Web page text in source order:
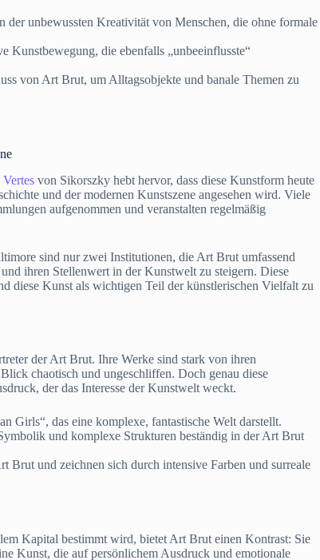
unbewussten Kreativität von Menschen, die ohne formale
die ebenfalls „unbeeinflusste“
von Art Brut, um Alltagsobjekte und banale Themen zu
von Sikorszky hebt hervor, dass diese Kunstform heute
und der modernen Kunstszene angesehen wird. Viele
aufgenommen und veranstalten regelmäßig
sind nur zwei Institutionen, die Art Brut umfassend
ihren Stellenwert in der Kunstwelt zu steigern. Diese
diese Kunst als wichtigen Teil der künstlerischen Vielfalt zu
der Art Brut. Ihre Werke sind stark von ihren
chaotisch und ungeschliffen. Doch genau diese
der das Interesse der Kunstwelt weckt.
Girls“, das eine komplexe, fantastische Welt darstellt.
und komplexe Strukturen beständig in der Art Brut
Brut und zeichnen sich durch intensive Farben und surreale
Kapital bestimmt wird, bietet Art Brut einen Kontrast: Sie
Kunst, die auf persönlichem Ausdruck und emotionale